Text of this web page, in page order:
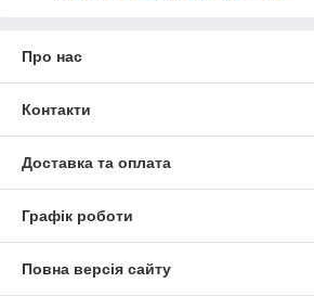
Про нас
Контакти
Доставка та оплата
Графік роботи
Повна версія сайту